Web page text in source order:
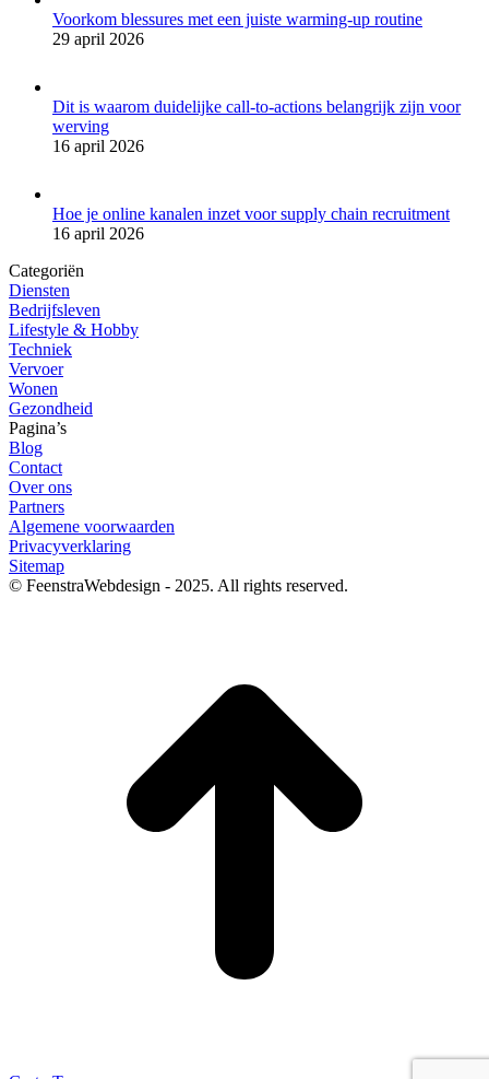
Voorkom blessures met een juiste warming-up routine
29 april 2026
Dit is waarom duidelijke call-to-actions belangrijk zijn voor
werving
16 april 2026
Hoe je online kanalen inzet voor supply chain recruitment
16 april 2026
Categoriën
Diensten
Bedrijfsleven
Lifestyle & Hobby
Techniek
Vervoer
Wonen
Gezondheid
Pagina’s
Blog
Contact
Over ons
Partners
Algemene voorwaarden
Privacyverklaring
Sitemap
© FeenstraWebdesign - 2025. All rights reserved.